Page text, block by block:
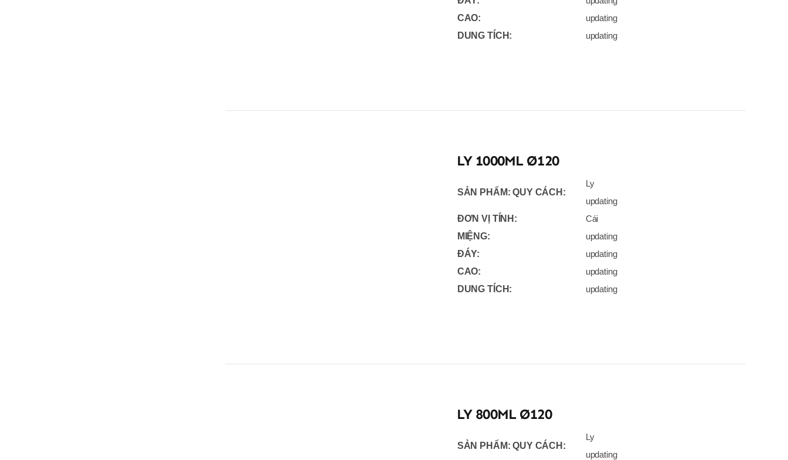
CAO:
updating
DUNG TÍCH:
updating
LY 1000ML Ø120
SẢN PHẨM: QUY CÁCH:
Ly
updating
ĐƠN VỊ TÍNH:
Cái
MIỆNG:
updating
ĐÁY:
updating
CAO:
updating
DUNG TÍCH:
updating
LY 800ML Ø120
SẢN PHẨM: QUY CÁCH:
Ly
updating